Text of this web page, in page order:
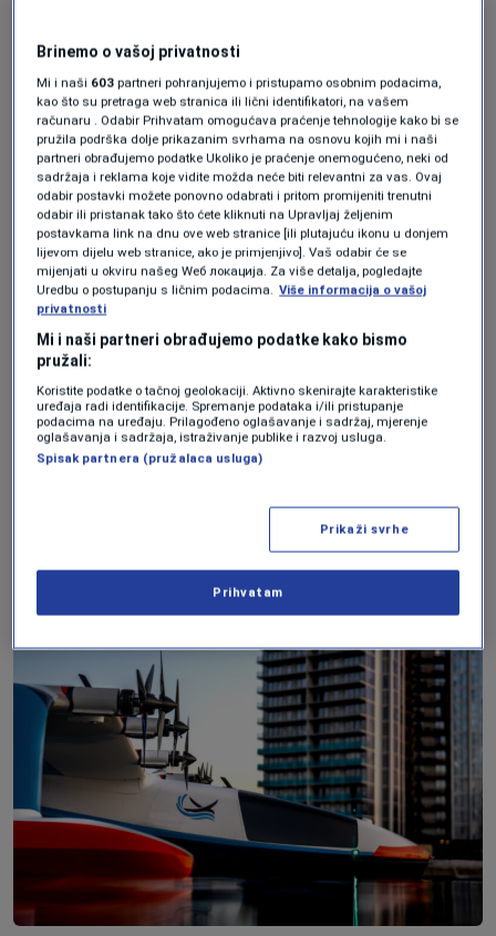
On i njegov kolega iz Aurore, Mike Klinker,
Regent su osnovali 2020. godine s fokusom
na brza priobalna putovanja, a otada su
prikupili oko 90 miliona dolara investicija,
uključujući 60 miliona samo u oktobru.
Investitori uključuju Marka Cubana, Petera
Thiela i kompanija Lockheed
Martin, Japan Airlines i Hawaiian Airlines.
Njihov početni proizvod, letjelica Viceroy,
može prevoziti do desetak putnika i dva
člana posade na udaljenosti do 290
od 290 kilometara na sat, bez emisija
štetnih plinova.
Brinemo o vašoj privatnosti
Mi i naši 603 partneri pohranjujemo i pristupamo osobnim podacima,
kao što su pretraga web stranica ili lični identifikatori, na vašem
računaru . Odabir Prihvatam omogućava praćenje tehnologije kako bi se
pružila podrška dolje prikazanim svrhama na osnovu kojih mi i naši
partneri obrađujemo podatke Ukoliko je praćenje onemogućeno, neki od
sadržaja i reklama koje vidite možda neće biti relevantni za vas. Ovaj
odabir postavki možete ponovno odabrati i pritom promijeniti trenutni
odabir ili pristanak tako što ćete kliknuti na Upravljaj željenim
postavkama link na dnu ove web stranice [ili plutajuću ikonu u donjem
lijevom dijelu web stranice, ako je primjenjivo]. Vaš odabir će se
mijenjati u okviru našeg Wеб локација. Za više detalja, pogledajte
Uredbu o postupanju s ličnim podacima. Više informacija o vašoj
privatnosti
Mi i naši partneri obrađujemo podatke kako bismo
pružali:
Koristite podatke o tačnoj geolokaciji. Aktivno skenirajte karakteristike
uređaja radi identifikacije. Spremanje podataka i/ili pristupanje
podacima na uređaju. Prilagođeno oglašavanje i sadržaj, mjerenje
oglašavanja i sadržaja, istraživanje publike i razvoj usluga.
Spisak partnera (pružalaca usluga)
Prikaži svrhe
Prihvatam